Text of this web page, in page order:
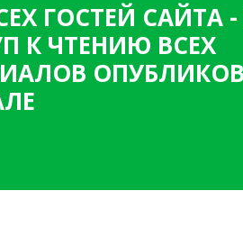
ГОСТЕЙ САЙТА
К ЧТЕНИЮ ВСЕХ